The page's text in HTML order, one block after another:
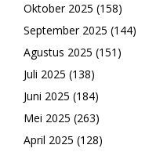
Oktober 2025 (158)
September 2025 (144)
Agustus 2025 (151)
Juli 2025 (138)
Juni 2025 (184)
Mei 2025 (263)
April 2025 (128)